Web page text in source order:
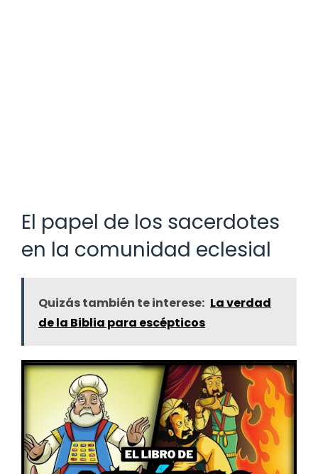
El papel de los sacerdotes
en la comunidad eclesial
Quizás también te interese: La verdad
de la Biblia para escépticos